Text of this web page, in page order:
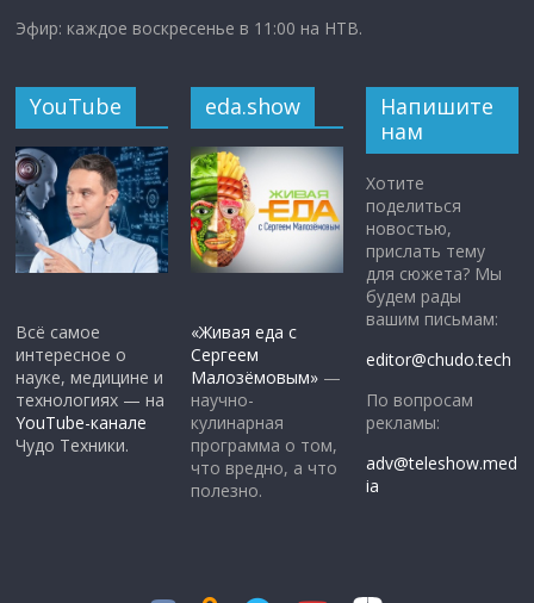
Эфир: каждое воскресенье в 11:00 на НТВ.
YouTube
Всё самое
интересное о
науке, медицине и
технологиях — на
YouTube-канале
Чудо Техники.
eda.show
«Живая еда с
Сергеем
Малозёмовым» —
научно-
кулинарная
программа о том,
что вредно, а что
полезно.
Напишите
нам
Хотите
поделиться
новостью,
прислать тему
для сюжета? Мы
будем рады
вашим письмам:
editor@chudo.tech
По вопросам
рекламы:
adv@teleshow.med
ia